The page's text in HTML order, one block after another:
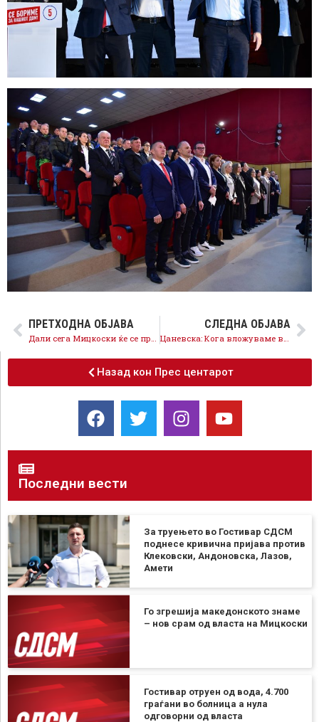
ПРЕТХОДНА ОБЈАВА
Дали сега Мицкоски ќе се прогласи за епски криминалец откако склучи договор со ИРД инженеринг?
СЛЕДНА ОБЈАВА
Цаневска: Кога вложуваме во училиштата, вложуваме во иднината на Скопје
Назад кон Прес центарот
Последни вести
За труењето во Гостивар СДСМ
поднесе кривична пријава против
Клековски, Андоновска, Лазов,
Амети
Го згрешија македонското знаме
– нов срам од власта на Мицкоски
Гостивар отруен од вода, 4.700
граѓани во болница а нула
одговорни од власта